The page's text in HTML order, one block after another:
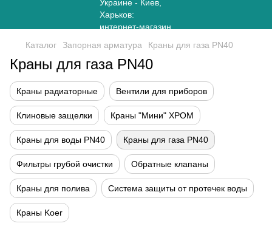
Каталог Запорная арматура Краны для газа PN40
Краны для газа PN40
Краны радиаторные Вентили для приборов
Клиновые защелки Краны "Мини" ХРОМ
Краны для воды PN40 Краны для газа PN40
Фильтры грубой очистки Обратные клапаны
Краны для полива Система защиты от протечек воды
Краны Koer